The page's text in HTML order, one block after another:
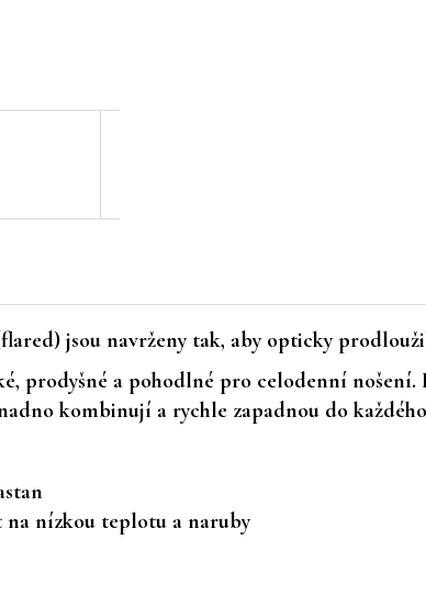
jsou navrženy tak, aby opticky
prodyšné a pohodlné pro celodenní
kombinují a rychle zapadnou do
na nízkou teplotu a naruby